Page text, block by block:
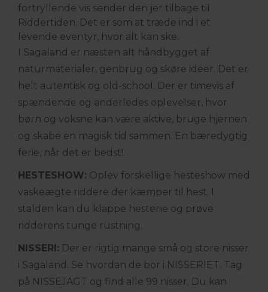
fortryllende vis sender den jer tilbage til
Riddertiden. Det er som at træde ind i et
levende eventyr, hvor alt kan ske.
I Sagaland er næsten alt håndbygget af
naturmaterialer, genbrug og skøre ideer. Det er
helt autentisk og old-school. Der er timevis af
spændende og anderledes oplevelser, hvor
børn og voksne kan være aktive, bruge hjernen
og skabe en magisk tid sammen. En bæredygtig
ferie, når det er bedst!
HESTESHOW: Oplev forskellige hesteshow med
vaskeægte riddere der kæmper til hest. I
stalden kan du klappe hestene og prøve
ridderens tunge rustning.
NISSERI: Der er rigtig mange små og store nisser
i Sagaland. Se hvordan de bor i NISSERIET. Tag
på NISSEJAGT og find alle 99 nisser. Du kan